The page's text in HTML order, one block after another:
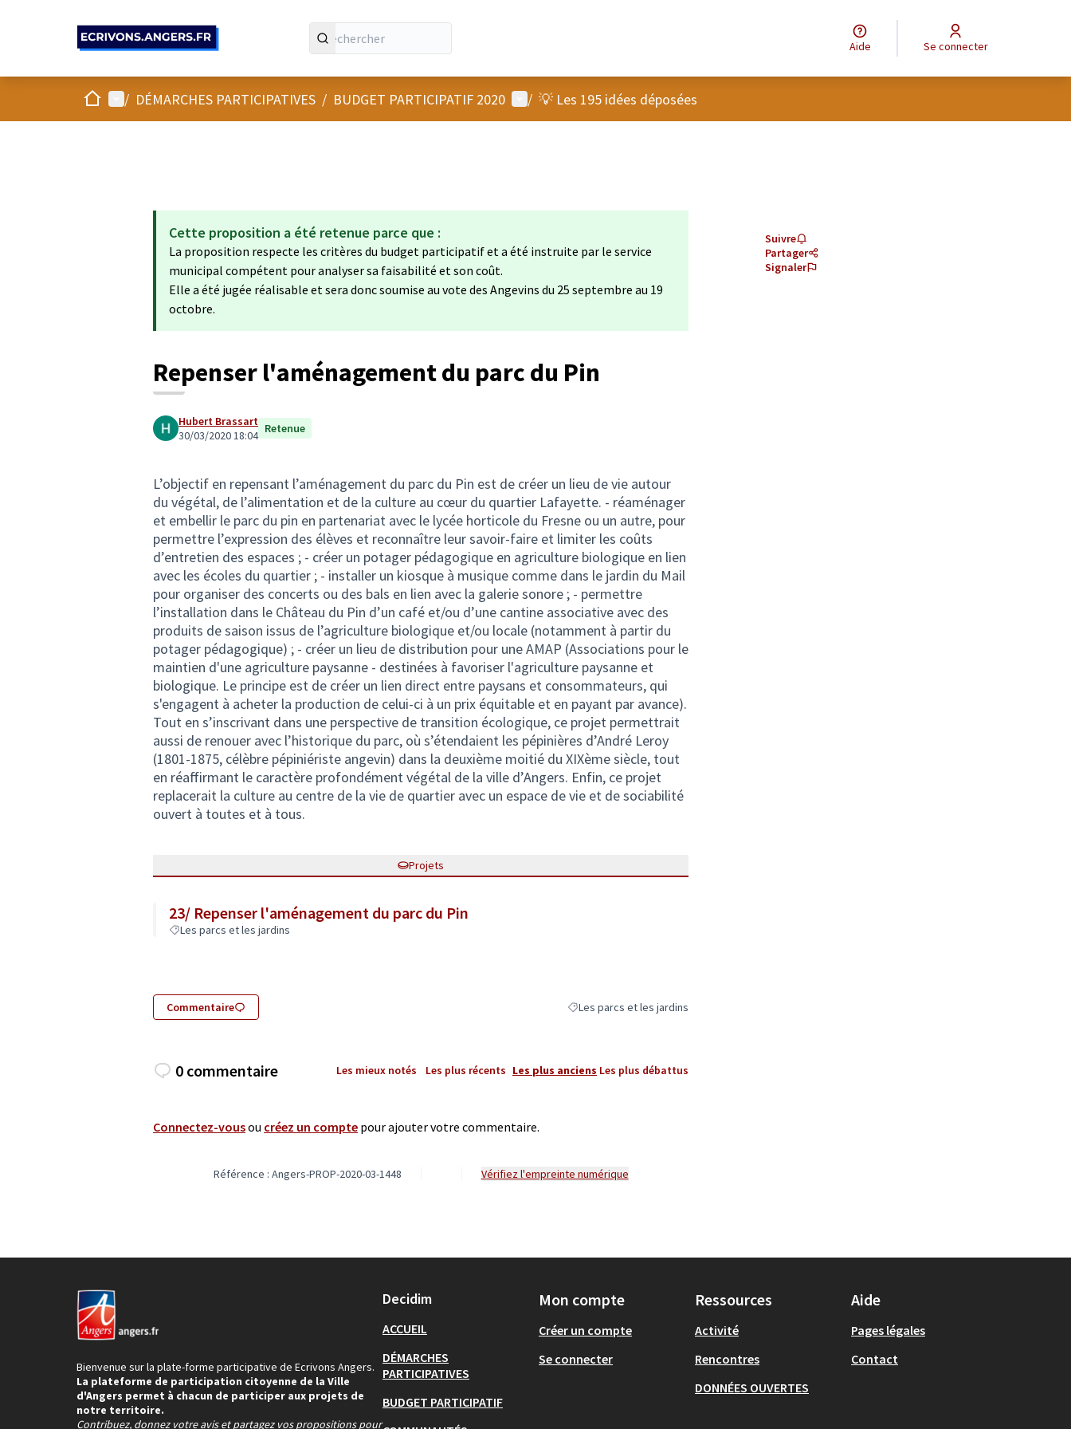
Aide Se connecter
AccueilMenu principal
/ DÉMARCHES PARTICIPATIVES / BUDGET PARTICIPATIF 2020 Menu utilisateur
/ 💡 Les 195 idées déposées
Cette proposition a été retenue parce que :
La proposition respecte les critères du budget participatif et a été instruite par le service
municipal compétent pour analyser sa faisabilité et son coût.
Elle a été jugée réalisable et sera donc soumise au vote des Angevins du 25 septembre au 19
octobre.
Repenser l'aménagement du parc du Pin
Hubert Brassart
30/03/2020 18:04 Retenue
L’objectif en repensant l’aménagement du parc du Pin est de créer un lieu de vie autour
du végétal, de l’alimentation et de la culture au cœur du quartier Lafayette. - réaménager
et embellir le parc du pin en partenariat avec le lycée horticole du Fresne ou un autre, pour
permettre l’expression des élèves et reconnaître leur savoir-faire et limiter les coûts
d’entretien des espaces ; - créer un potager pédagogique en agriculture biologique en lien
avec les écoles du quartier ; - installer un kiosque à musique comme dans le jardin du Mail
pour organiser des concerts ou des bals en lien avec la galerie sonore ; - permettre
l’installation dans le Château du Pin d’un café et/ou d’une cantine associative avec des
produits de saison issus de l’agriculture biologique et/ou locale (notamment à partir du
potager pédagogique) ; - créer un lieu de distribution pour une AMAP (Associations pour le
maintien d'une agriculture paysanne - destinées à favoriser l'agriculture paysanne et
biologique. Le principe est de créer un lien direct entre paysans et consommateurs, qui
s'engagent à acheter la production de celui-ci à un prix équitable et en payant par avance).
Tout en s’inscrivant dans une perspective de transition écologique, ce projet permettrait
aussi de renouer avec l’historique du parc, où s’étendaient les pépinières d’André Leroy
(1801-1875, célèbre pépiniériste angevin) dans la deuxième moitié du XIXème siècle, tout
en réaffirmant le caractère profondément végétal de la ville d’Angers. Enfin, ce projet
replacerait la culture au centre de la vie de quartier avec un espace de vie et de sociabilité
ouvert à toutes et à tous.
Projets
23/ Repenser l'aménagement du parc du Pin
Les parcs et les jardins
Commentaire Filtrer les résultats de la catégorie : Les parcs et les jardins
Les parcs et les jardins
Suivre
Partager
Signaler
0 commentaire Les mieux notés Les plus récents Les plus anciens Les plus débattus
Connectez-vousou créez un compte pour ajouter votre commentaire.
Référence : Angers-PROP-2020-03-1448 Vérifiez l'empreinte numérique
Bienvenue sur la plate-forme participative de Ecrivons Angers.
La plateforme de participation citoyenne de la Ville
d'Angers permet à chacun de participer aux projets de
notre territoire.
Contribuez, donnez votre avis et partagez vos propositions pour
Decidim
ACCUEIL
DÉMARCHES
PARTICIPATIVES
BUDGET PARTICIPATIF
Mon compte
Créer un compte
Se connecter
Ressources
Activité
Rencontres
DONNÉES OUVERTES
Aide
Pages légales
Contact